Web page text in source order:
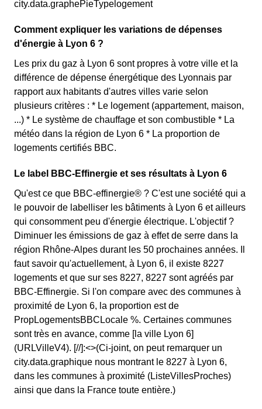
city.data.graphePieTypelogement
Comment expliquer les variations de dépenses
d'énergie à Lyon 6 ?
Les prix du gaz à Lyon 6 sont propres à votre ville et la
différence de dépense énergétique des Lyonnais par
rapport aux habitants d'autres villes varie selon
plusieurs critères : * Le logement (appartement, maison,
...) * Le système de chauffage et son combustible * La
météo dans la région de Lyon 6 * La proportion de
logements certifiés BBC.
Le label BBC-Effinergie et ses résultats à Lyon 6
Qu'est ce que BBC-effinergie® ? C'est une société qui a
le pouvoir de labelliser les bâtiments à Lyon 6 et ailleurs
qui consomment peu d'énergie électrique. L'objectif ?
Diminuer les émissions de gaz à effet de serre dans la
région Rhône-Alpes durant les 50 prochaines années. Il
faut savoir qu'actuellement, à Lyon 6, il existe 8227
logements et que sur ses 8227, 8227 sont agréés par
BBC-Effinergie. Si l'on compare avec des communes à
proximité de Lyon 6, la proportion est de
PropLogementsBBCLocale %. Certaines communes
sont très en avance, comme [la ville Lyon 6]
(URLVilleV4). [//]:<>(Ci-joint, on peut remarquer un
city.data.graphique nous montrant le 8227 à Lyon 6,
dans les communes à proximité (ListeVillesProches)
ainsi que dans la France toute entière.)